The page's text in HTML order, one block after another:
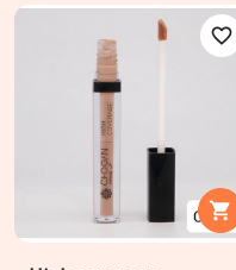

favorite_border